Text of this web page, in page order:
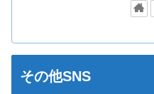
その他SNS